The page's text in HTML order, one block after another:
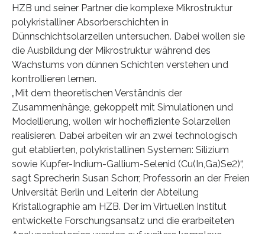
HZB und seiner Partner die komplexe Mikrostruktur
polykristalliner Absorberschichten in
Dünnschichtsolarzellen untersuchen. Dabei wollen sie
die Ausbildung der Mikrostruktur während des
Wachstums von dünnen Schichten verstehen und
kontrollieren lernen.
„Mit dem theoretischen Verständnis der
Zusammenhänge, gekoppelt mit Simulationen und
Modellierung, wollen wir hocheffiziente Solarzellen
realisieren. Dabei arbeiten wir an zwei technologisch
gut etablierten, polykristallinen Systemen: Silizium
sowie Kupfer-Indium-Gallium-Selenid (Cu(In,Ga)Se2)“,
sagt Sprecherin Susan Schorr, Professorin an der Freien
Universität Berlin und Leiterin der Abteilung
Kristallographie am HZB. Der im Virtuellen Institut
entwickelte Forschungsansatz und die erarbeiteten